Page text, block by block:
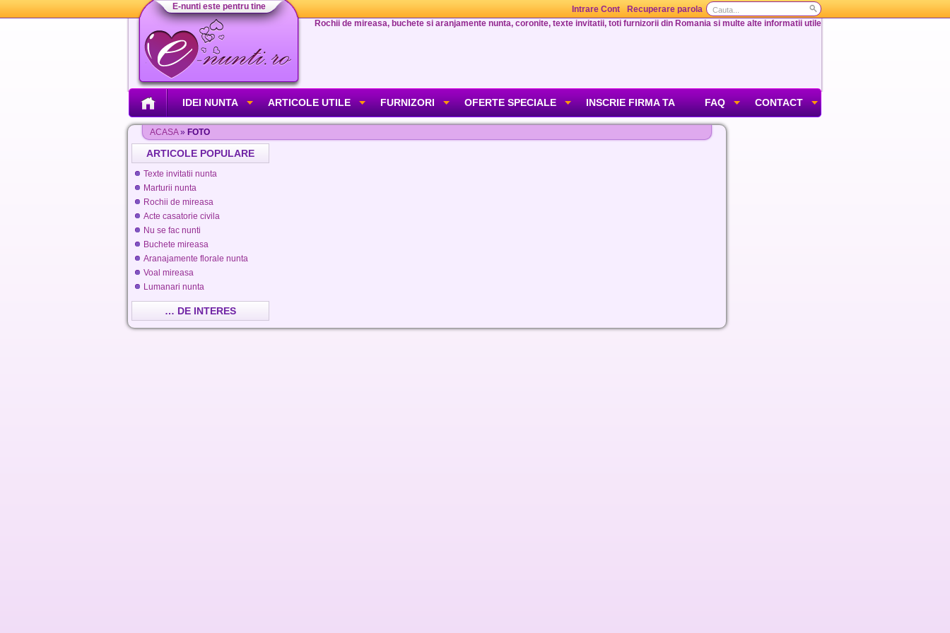
E-nunti este pentru tine Intrare Cont
Recuperare parola
Rochii de mireasa, buchete si aranjamente nunta, coronite, texte invitatii, toti furnizorii din Romania si multe alte informatii utile
IDEI NUNTA ARTICOLE UTILE FURNIZORI OFERTE SPECIALE INSCRIE FIRMA TA FAQ CONTACT
ACASA» FOTO
ARTICOLE POPULARE
Texte invitatii nunta
Marturii nunta
Rochii de mireasa
Acte casatorie civila
Nu se fac nunti
Buchete mireasa
Aranajamente florale nunta
Voal mireasa
Lumanari nunta
… DE INTERES